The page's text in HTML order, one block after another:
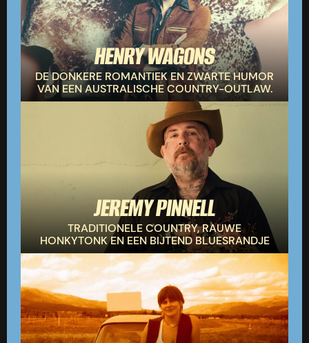
HENRY WAGONS
DE DONKERE ROMANTIEK EN ZWARTE HUMOR
VAN EEN AUSTRALISCHE COUNTRY-OUTLAW.
JEREMY PINNELL
TRADITIONELE COUNTRY, RAUWE
HONKYTONK EN EEN BIJTEND BLUESRANDJE